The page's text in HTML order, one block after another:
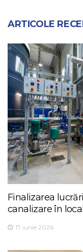
ARTICOLE
Finalizarea
canalizare în
17 iunie 2026